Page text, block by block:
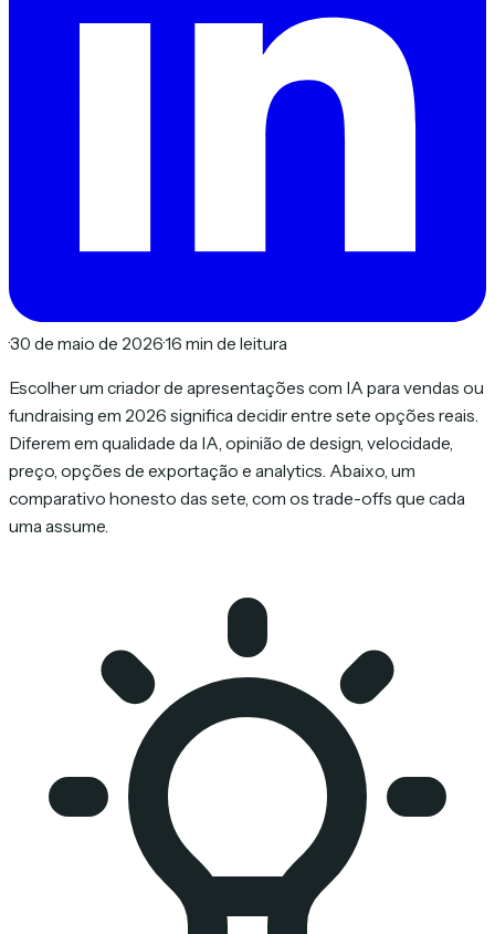
·30 de maio de 2026·16 min de leitura
Escolher um criador de apresentações com IA para vendas ou
fundraising em 2026 significa decidir entre sete opções reais.
Diferem em qualidade da IA, opinião de design, velocidade,
preço, opções de exportação e analytics. Abaixo, um
comparativo honesto das sete, com os trade-offs que cada
uma assume.